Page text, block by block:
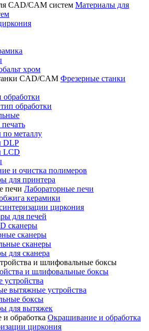
Материалы для
хром
Фрезерные станки
обработки
металлу
DLP
LCD
и очистка полимеров
для принтера
Лабораторные печи
керамики
циркония
для печей
сканеры
сканеры
сканеры
для сканера
и шлифовальные боксы
вытяжные устройства
боксы
для вытяжек
Окрашивание и обработка
циркония